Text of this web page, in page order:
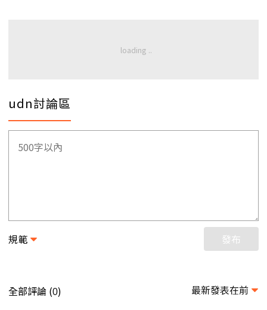
udn討論區
規範 發布
全部評論 (0) 最新發表在前